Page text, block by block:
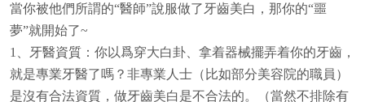
當你被他們所謂的“醫師”說服做了牙齒美白，那你的“噩
夢”就開始了~
1、牙醫資質：你以爲穿大白卦、拿着器械擺弄着你的牙齒，
就是專業牙醫了嗎？非專業人士（比如部分美容院的職員）
是沒有合法資質，做牙齒美白是不合法的。（當然不排除有